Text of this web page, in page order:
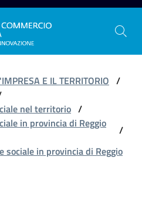
E IL TERRITORIO /
nel territorio /
in provincia di Reggio
/
sociale in provincia di Reggio